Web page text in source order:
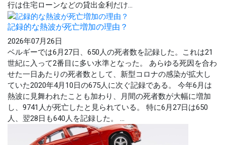
行は住宅ローンなどの貸出金利だけ...
記録的な熱波が死亡増加の理由？
2026年07月26日
ベルギーでは6月27日、650人の死者数を記録した。これは21
世紀に入って2番目に多い水準となった。 あらゆる死因を合わ
せた一日あたりの死者数として、新型コロナの感染が拡大し
ていた2020年4月10日の675人に次ぐ記録である。 今年6月は
熱波に見舞われたことも加わり、月間の死者数が大幅に増加
し、9741人が死亡したと見られている。 特に6月27日は650
人、翌28日も640人を記録した。 ...